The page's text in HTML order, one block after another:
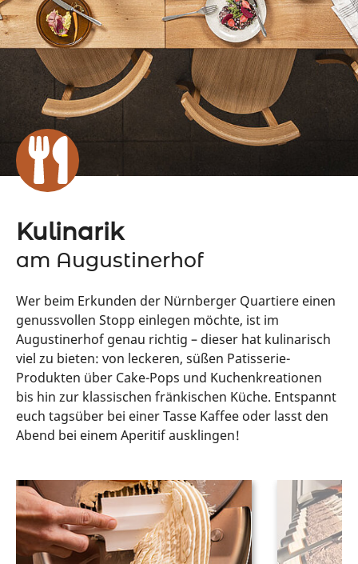
Kulinarik
am Augustinerhof
Wer beim Erkunden der Nürnberger Quartiere einen
genussvollen Stopp einlegen möchte, ist im
Augustinerhof genau richtig – dieser hat kulinarisch
viel zu bieten: von leckeren, süßen Patisserie-
Produkten über Cake-Pops und Kuchenkreationen
bis hin zur klassischen fränkischen Küche. Entspannt
euch tagsüber bei einer Tasse Kaffee oder lasst den
Abend bei einem Aperitif ausklingen!